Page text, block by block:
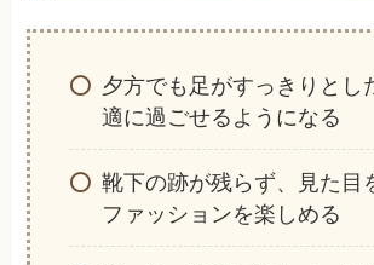
夕方でも足がすっきりとし
適に過ごせるようになる
靴下の跡が残らず、見た目
ファッションを楽しめる